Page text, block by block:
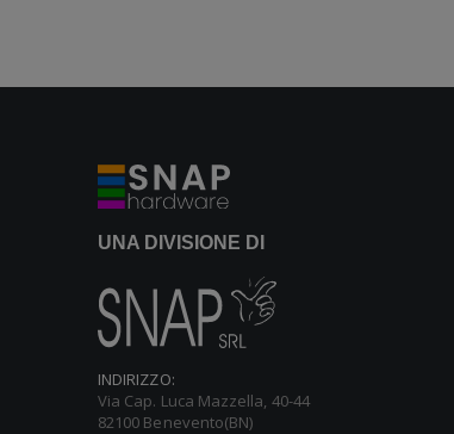
UNA DIVISIONE DI
INDIRIZZO:
Via Cap. Luca Mazzella, 40-44
82100 Benevento(BN)